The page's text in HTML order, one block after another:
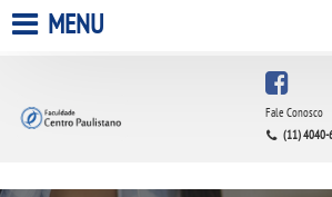
MENU
Fale Conosco
(11) 4040-